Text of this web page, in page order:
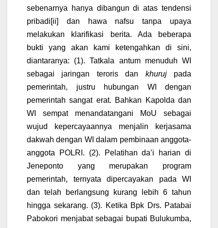
sebenarnya hanya dibangun di atas tendensi
pribadi[ii]
dan hawa nafsu tanpa upaya
melakukan klarifikasi berita. Ada beberapa
bukti yang akan kami ketengahkan di sini,
diantaranya: (1). Tatkala antum menuduh WI
sebagai jaringan teroris dan khurujpada
pemerintah, justru hubungan WI dengan
pemerintah sangat erat. Bahkan Kapolda dan
WI sempat menandatangani MoU sebagai
wujud kepercayaannya menjalin kerjasama
dakwah dengan WI dalam pembinaan anggota-
anggota POLRI. (2). Pelatihan da’i harian di
Jeneponto yang merupakan program
pemerintah, ternyata dipercayakan pada WI
dan telah berlangsung kurang lebih 6 tahun
hingga sekarang. (3). Ketika Bpk Drs. Patabai
Pabokori menjabat sebagai bupati Bulukumba,